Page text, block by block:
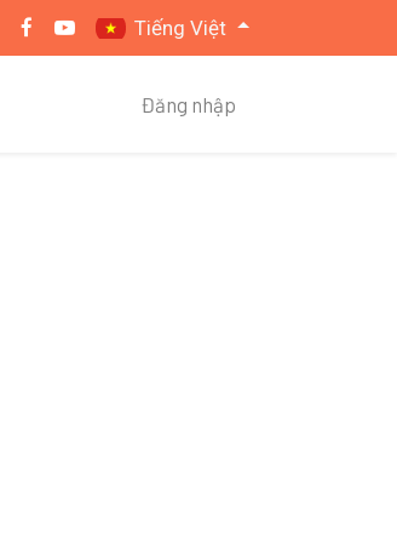
Tiếng Việt
Đăng nhập